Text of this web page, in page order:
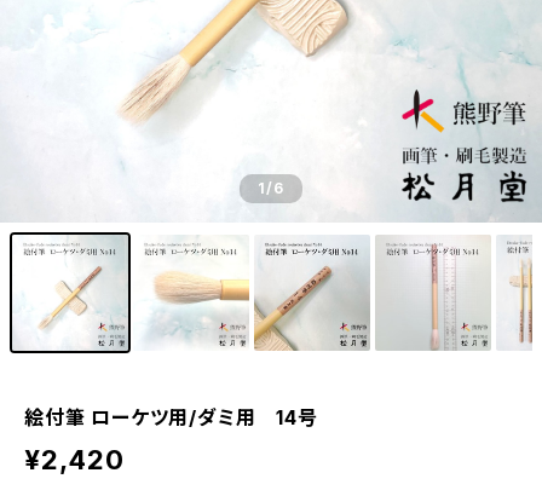
1/6
絵付筆 ローケツ用/ダミ用 14号
¥2,420